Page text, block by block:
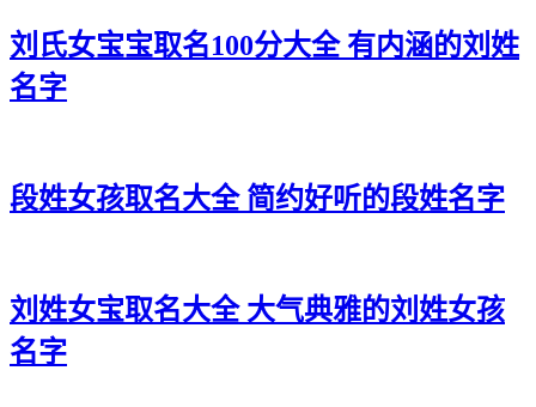
30、龚水沛、龚滢恬、龚沁兮、龚夏熙
33、龚思兰、龚丽南、龚俪萌、龚熙璇
35、龚雅婉、龚秋卿、龚影绮、龚佳初
36、龚妤甜、龚蓉若、龚依傲、龚睿可
刘氏女宝宝取名100分大全 有内涵的刘姓
名字
段姓女孩取名大全 简约好听的段姓名字
刘姓女宝取名大全 大气典雅的刘姓女孩
名字